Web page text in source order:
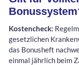
Kostencheck:
gesetzlichen
das Bonusheft
einmal jährlich beim